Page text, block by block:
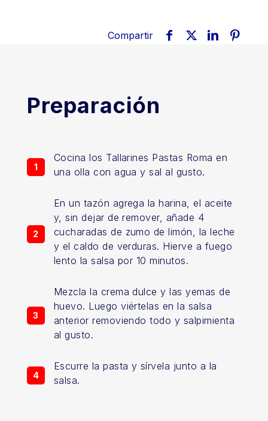
Compartir
Preparación
Cocina los Tallarines Pastas Roma en
una olla con agua y sal al gusto.
En un tazón agrega la harina, el aceite
y, sin dejar de remover, añade 4
cucharadas de zumo de limón, la leche
y el caldo de verduras. Hierve a fuego
lento la salsa por 10 minutos.
Mezcla la crema dulce y las yemas de
huevo. Luego viértelas en la salsa
anterior removiendo todo y salpimienta
al gusto.
Escurre la pasta y sírvela junto a la
salsa.